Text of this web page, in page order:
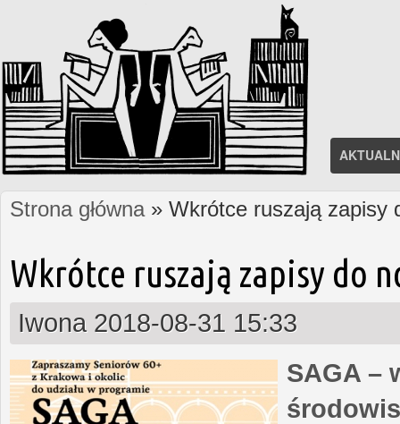
Jesteś tutaj
Strona główna» Wkrótce ruszają zapisy
Wkrótce ruszają zapisy do
Iwona 2018-08-31 15:33
SAGA –